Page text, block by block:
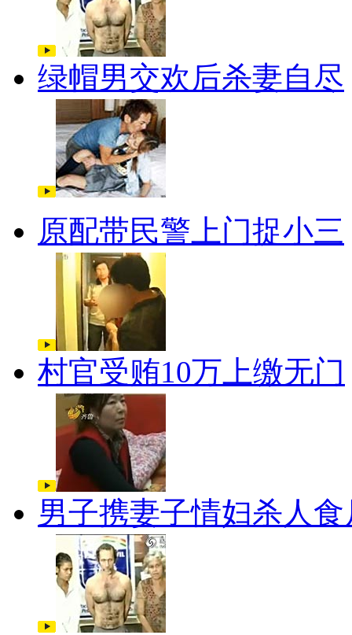
绿帽男交欢后杀妻自尽
原配带民警上门捉小三
村官受贿10万上缴无门
男子携妻子情妇杀人食